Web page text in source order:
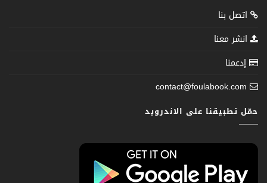
اتصل بنا
انشر معنا
إدعمنا
contact@foulabook.com
حمّل تطبيقنا على الاندرويد